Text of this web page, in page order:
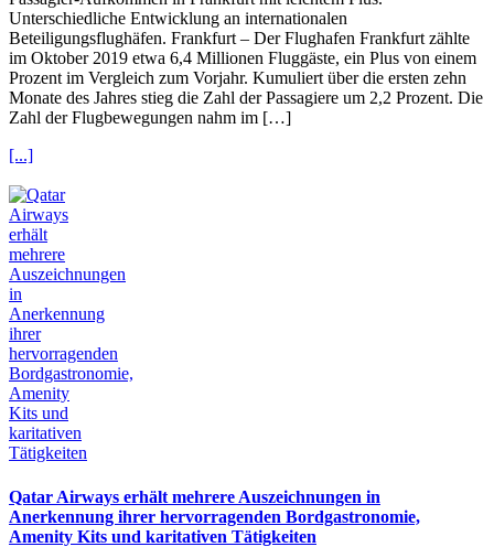
Unterschiedliche Entwicklung an internationalen
Beteiligungsflughäfen. Frankfurt – Der Flughafen Frankfurt zählte
im Oktober 2019 etwa 6,4 Millionen Fluggäste, ein Plus von einem
Prozent im Vergleich zum Vorjahr. Kumuliert über die ersten zehn
Monate des Jahres stieg die Zahl der Passagiere um 2,2 Prozent. Die
Zahl der Flugbewegungen nahm im […]
[...]
Qatar Airways erhält mehrere Auszeichnungen in
Anerkennung ihrer hervorragenden Bordgastronomie,
Amenity Kits und karitativen Tätigkeiten